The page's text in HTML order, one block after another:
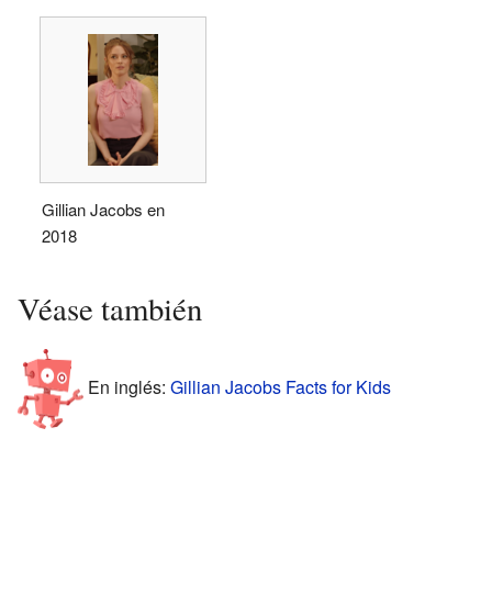
Gillian Jacobs en
2018
Véase también
En inglés: Gillian Jacobs Facts for Kids